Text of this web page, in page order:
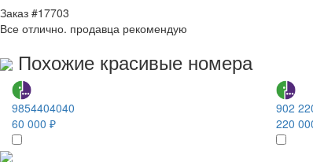
Заказ #17703
Все отлично. продавца рекомендую
Похожие красивые номера
9854404040
60 000 ₽
902
220